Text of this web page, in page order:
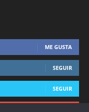
ME GUSTA
SEGUIR
SEGUIR